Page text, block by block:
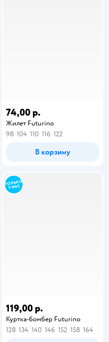
74,00 р.
Жилет Futurino
98 104 110 116 122
В корзину
119,00 р.
Куртка-бомбер Futurino
128 134 140 146 152 158 164